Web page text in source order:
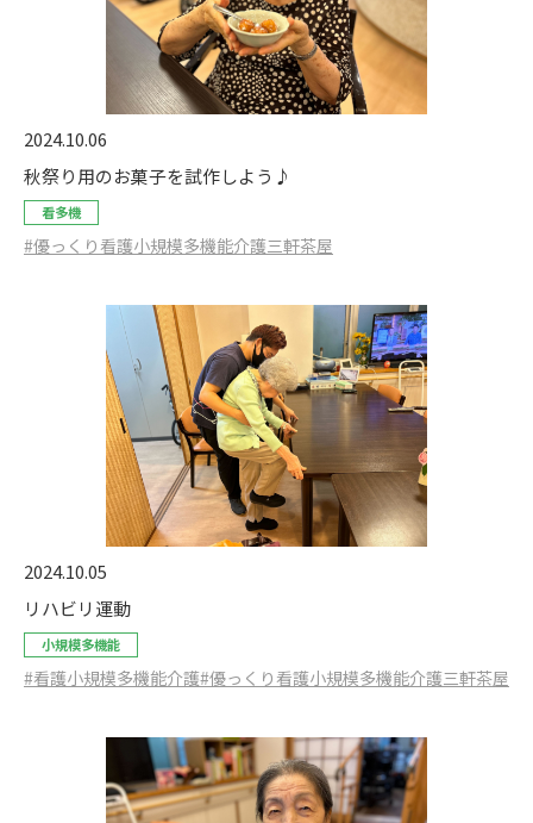
2024.10.06
秋祭り用のお菓子を試作しよう♪
看多機
#優っくり看護小規模多機能介護三軒茶屋
2024.10.05
リハビリ運動
小規模多機能
#看護小規模多機能介護#優っくり看護小規模多機能介護三軒茶屋